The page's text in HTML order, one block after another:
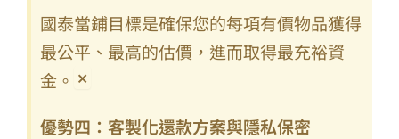
國泰當鋪目標是確保您的每項有價物品獲得
最公平、最高的估價，進而取得最充裕資
金。 ×
優勢四：客製化還款方案與隱私保密